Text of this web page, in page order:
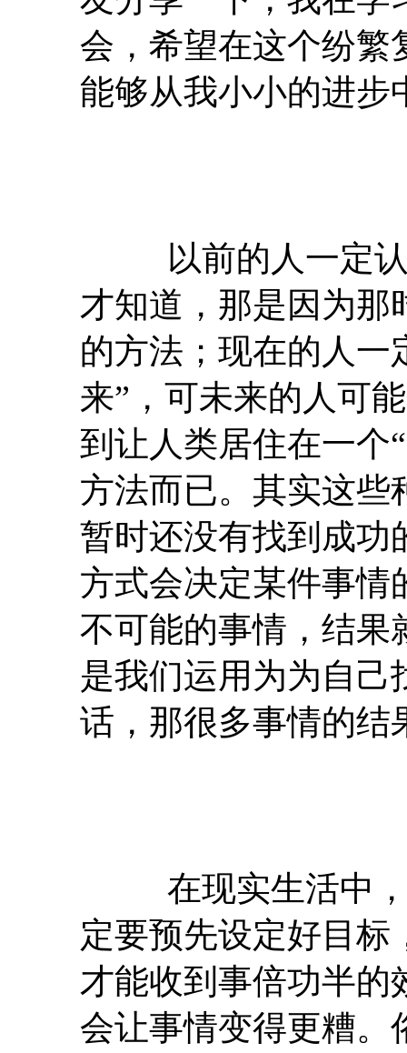
会，希望在这个纷繁
能够从我小小的进步
以前的人一定认
才知道，那是因为那
的方法；现在的人一
来”，可未来的人可
到让人类居住在一个
方法而已。其实这些
暂时还没有找到成功
方式会决定某件事情
不可能的事情，结果
是我们运用为为自己
话，那很多事情的结
在现实生活中，
定要预先设定好目标
才能收到事倍功半的
会让事情变得更糟。